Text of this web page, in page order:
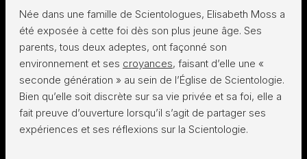
Née dans une famille de Scientologues, Elisabeth Moss a
été exposée à cette foi dès son plus jeune âge. Ses
parents, tous deux adeptes, ont façonné son
environnement et ses croyances, faisant d’elle une «
seconde génération » au sein de l’Église de Scientologie.
Bien qu’elle soit discrète sur sa vie privée et sa foi, elle a
fait preuve d’ouverture lorsqu’il s’agit de partager ses
expériences et ses réflexions sur la Scientologie.